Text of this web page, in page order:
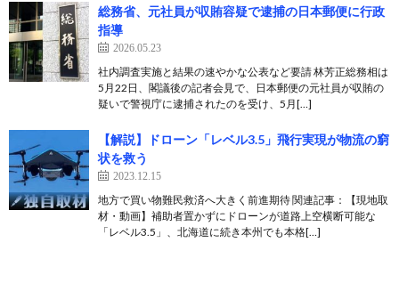
総務省、元社員が収賄容疑で逮捕の日本郵便に行政
指導
2026.05.23
社内調査実施と結果の速やかな公表など要請 林芳正総務相は
5月22日、閣議後の記者会見で、日本郵便の元社員が収賄の
疑いで警視庁に逮捕されたのを受け、5月[…]
【解説】ドローン「レベル3.5」飛行実現が物流の窮
状を救う
2023.12.15
地方で買い物難民救済へ大きく前進期待 関連記事：【現地取
材・動画】補助者置かずにドローンが道路上空横断可能な
「レベル3.5」、北海道に続き本州でも本格[…]